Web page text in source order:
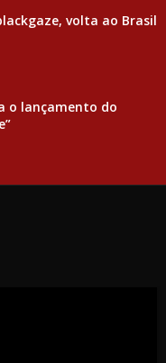
volta ao Brasil
o lançamento do